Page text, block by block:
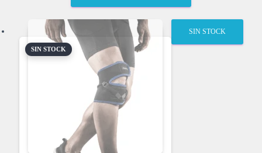
c
i
o
s
:
d
SIN STOCK
SIN STOCK